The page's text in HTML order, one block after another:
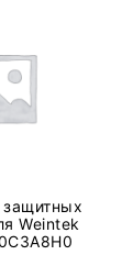
защитных
Weintek